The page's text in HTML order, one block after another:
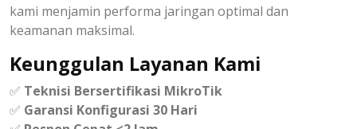
kami menjamin performa jaringan optimal dan
keamanan maksimal.
Keunggulan Layanan Kami
✅ Teknisi Bersertifikasi MikroTik
✅ Garansi Konfigurasi 30 Hari